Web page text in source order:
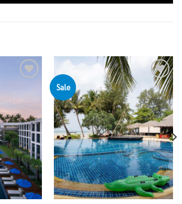
wishlist
Sale
Add to
wishlist